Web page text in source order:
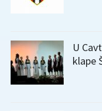
U
klape